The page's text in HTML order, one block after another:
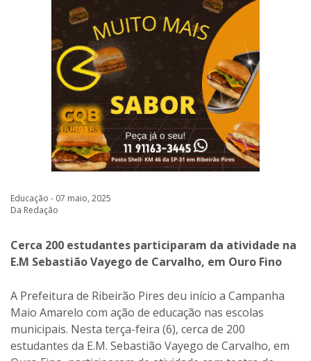
Educação - 07 maio, 2025
Da Redação
Cerca 200 estudantes participaram da atividade na
E.M Sebastião Vayego de Carvalho, em Ouro Fino
A Prefeitura de Ribeirão Pires deu início a Campanha
Maio Amarelo com ação de educação nas escolas
municipais. Nesta terça-feira (6), cerca de 200
estudantes da E.M. Sebastião Vayego de Carvalho, em